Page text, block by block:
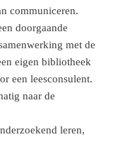
communiceren.
doorgaande
met de
eigen bibliotheek
een leesconsulent.
naar de
leren,